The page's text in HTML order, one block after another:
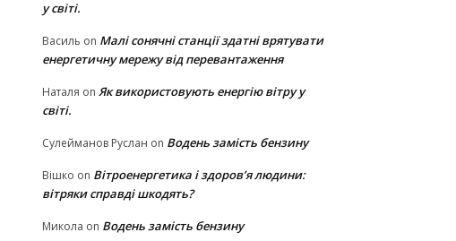
у світі.
Василь on Малі сонячні станції здатні врятувати
енергетичну мережу від перевантаження
Наталя on Як використовують енергію вітру у
світі.
Сулейманов Руслан on Водень замість бензину
Вішко on Вітроенергетика і здоров’я людини:
вітряки cправді шкодять?
Микола on Водень замість бензину